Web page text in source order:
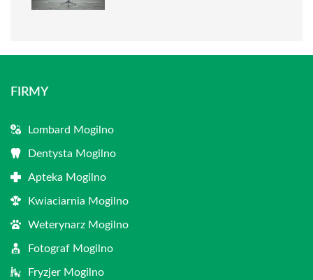
FIRMY
Lombard Mogilno
Dentysta Mogilno
Apteka Mogilno
Kwiaciarnia Mogilno
Weterynarz Mogilno
Fotograf Mogilno
Fryzjer Mogilno